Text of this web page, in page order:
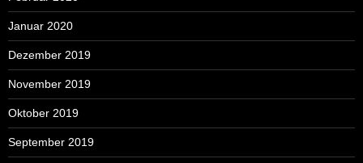
Januar 2020
Dezember 2019
November 2019
Oktober 2019
September 2019